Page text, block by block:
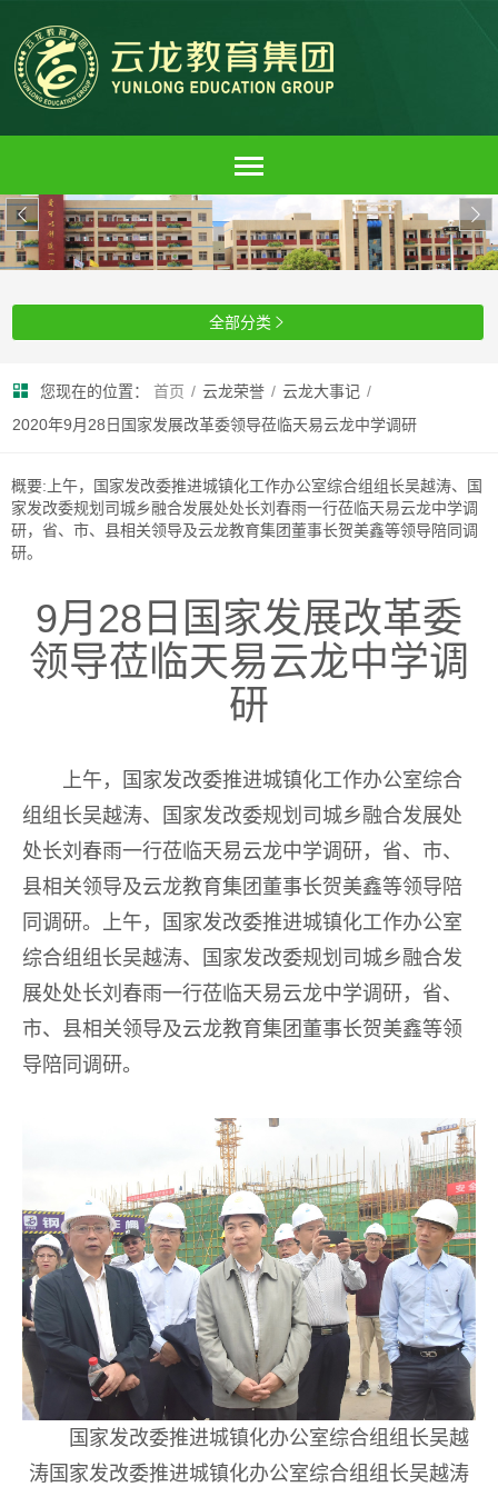
 
全部分类 
您现在的位置： 首页 / 云龙荣誉 / 云龙大事记 /
2020年9月28日国家发展改革委领导莅临天易云龙中学调研
概要: 上午，国家发改委推进城镇化工作办公室综合组组长吴越涛、国
家发改委规划司城乡融合发展处处长刘春雨一行莅临天易云龙中学调
研，省、市、县相关领导及云龙教育集团董事长贺美鑫等领导陪同调
研。
9月28日国家发展改革委
领导莅临天易云龙中学调
研
上午，国家发改委推进城镇化工作办公室综合
组组长吴越涛、国家发改委规划司城乡融合发展处
处长刘春雨一行莅临天易云龙中学调研，省、市、
县相关领导及云龙教育集团董事长贺美鑫等领导陪
同调研。上午，国家发改委推进城镇化工作办公室
综合组组长吴越涛、国家发改委规划司城乡融合发
展处处长刘春雨一行莅临天易云龙中学调研，省、
市、县相关领导及云龙教育集团董事长贺美鑫等领
导陪同调研。
国家发改委推进城镇化办公室综合组组长吴越
涛国家发改委推进城镇化办公室综合组组长吴越涛